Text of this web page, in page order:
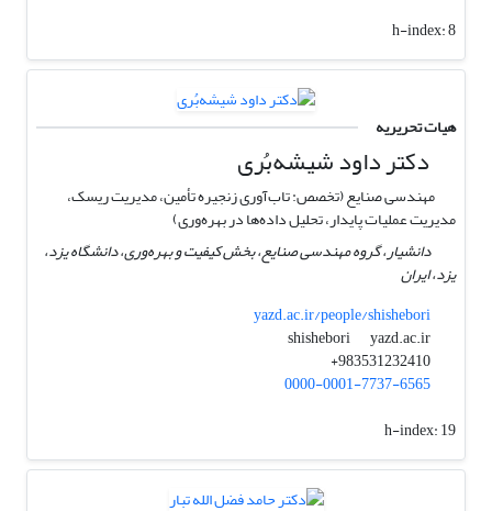
h-index:8
هیات تحریریه
دکتر داود شیشه‌بُری
مهندسی صنایع (تخصص: تاب‌آوری زنجیره تأمین، مدیریت ریسک،
مدیریت عملیات پایدار، تحلیل داده‌ها در بهره‌وری)
دانشیار، گروه مهندسی صنایع، بخش کیفیت و بهره‌وری، دانشگاه یزد،
یزد، ایران
yazd.ac.ir/people/shishebori
shishebori
yazd.ac.ir
983531232410+
0000-0001-7737-6565
h-index:19